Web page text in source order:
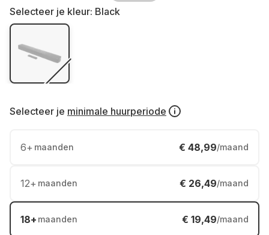
Selecteer je kleur: Black
Selecteer je minimale huurperiode
6+ maanden € 48,99/maand
12+ maanden € 26,49/maand
18+ maanden € 19,49/maand